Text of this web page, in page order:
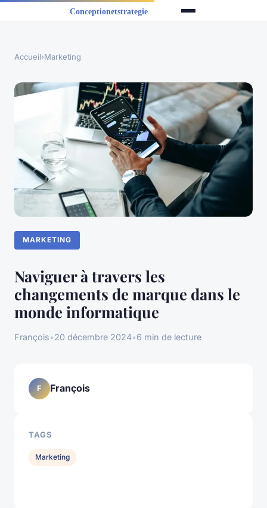
Accueil›Marketing
MARKETING
Naviguer à travers les
changements de marque dans le
monde informatique
François•20 décembre 2024•6 min de lecture
F François
TAGS
Marketing